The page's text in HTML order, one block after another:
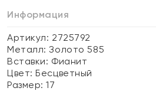
Информация
Артикул: 2725792
Металл:Золото 585
Вставки: Фианит
Цвет:Бесцветный
Размер:17